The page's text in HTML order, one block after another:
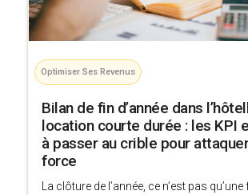
Optimiser Ses Revenus
Bilan de fin d’année dans
location courte durée : les KPI
à passer au crible pour
force
La clôture de l’année, ce n’est pas